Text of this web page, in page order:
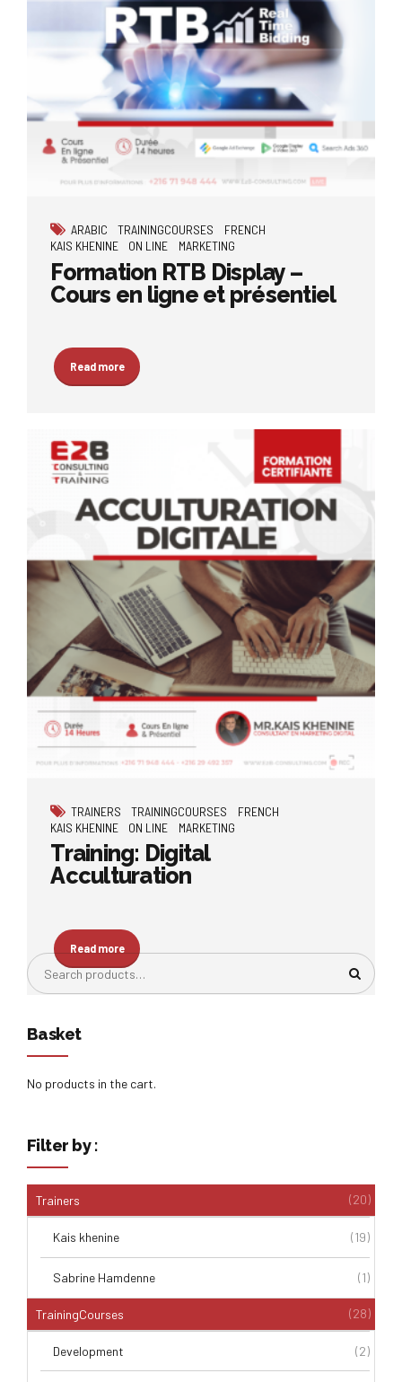
ARABIC TRAININGCOURSES
FRENCH
KAIS KHENINE
ON LINE MARKETING
Formation RTB Display –
Cours en ligne et présentiel
Read more
TRAINERS TRAININGCOURSES
FRENCH
KAIS KHENINE
ON LINE MARKETING
Training: Digital
Acculturation
Read more
Basket
No products in the cart.
Filter by :
Trainers (20)
Kais khenine (19)
Sabrine Hamdenne (1)
TrainingCourses (28)
Development (2)